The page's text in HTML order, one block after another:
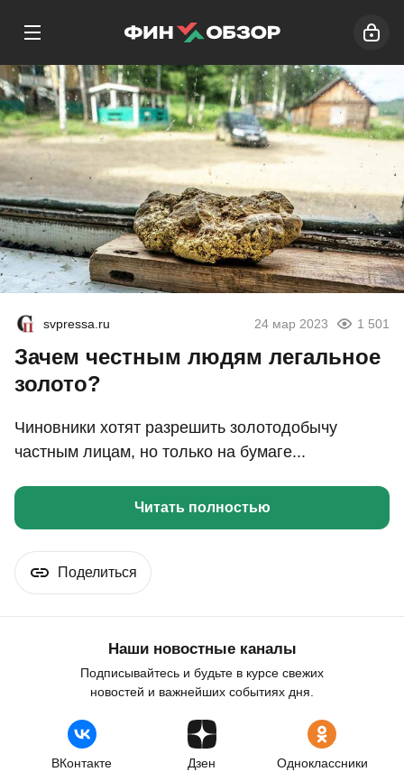
svpressa.ru 24 мар 2023 1 501
Зачем честным людям легальное
золото?
Чиновники хотят разрешить золотодобычу
частным лицам, но только на бумаге...
Читать полностью
Поделиться
Наши новостные каналы
Подписывайтесь и будьте в курсе свежих
новостей и важнейших событиях дня.
ВКонтакте Дзен Одноклассники